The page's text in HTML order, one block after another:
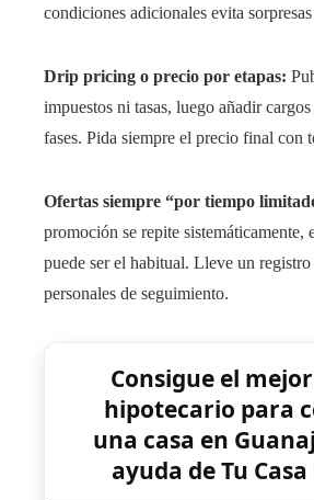
condiciones adicionales evita
Drip pricing o precio por etapas:
impuestos ni tasas, luego añadir
fases. Pida siempre el precio final con
Ofertas siempre “por tiempo
promoción se repite sistemáticamente,
puede ser el habitual. Lleve un registro
personales de seguimiento.
Consigue el
hipotecario para
una casa en
ayuda de Tu Casa